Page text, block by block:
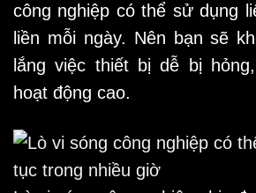
công nghiệp có thể sử dụng
liền mỗi ngày. Nên bạn sẽ
lắng việc thiết bị dễ bị
hoạt động cao.